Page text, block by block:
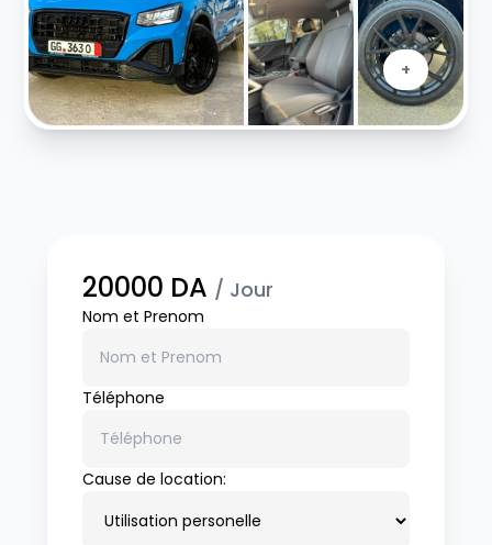
+
20000 DA / Jour
Nom et Prenom
Téléphone
Cause de location: